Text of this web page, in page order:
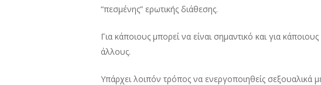
“πεσμένης” ερωτικής διάθεσης.
Για κάποιους μπορεί να είναι σημαντικό και για
άλλους.
Υπάρχει λοιπόν τρόπος να ενεργοποιηθείς σεξουαλικά